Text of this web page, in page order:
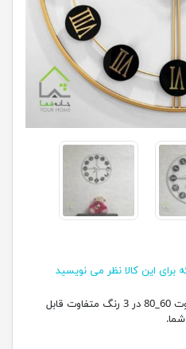
برای این کالا نظر می نویسید
ساعت دیواری هلن،با دو قطر متفاوت 60_80 در 3 رنگ متفاوت قابل